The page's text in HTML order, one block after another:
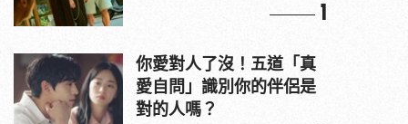
1
你愛對人了沒！五道「真
愛自問」識別你的伴侶是
對的人嗎？